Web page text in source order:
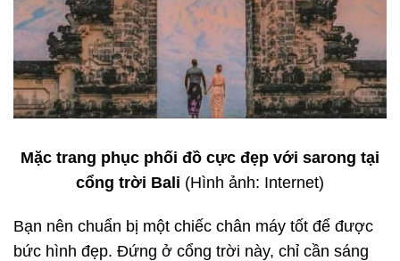
Mặc trang phục phối đồ cực đẹp với sarong tại
cổng trời Bali (Hình ảnh: Internet)
Bạn nên chuẩn bị một chiếc chân máy tốt để được
bức hình đẹp. Đứng ở cổng trời này, chỉ cần sáng